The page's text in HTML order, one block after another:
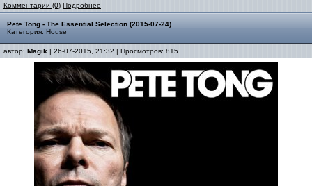
Комментарии (0) Подробнее
Pete Tong - The Essential Selection (2015-07-24)
Категория: House
автор: Magik | 26-07-2015, 21:32 | Просмотров: 815